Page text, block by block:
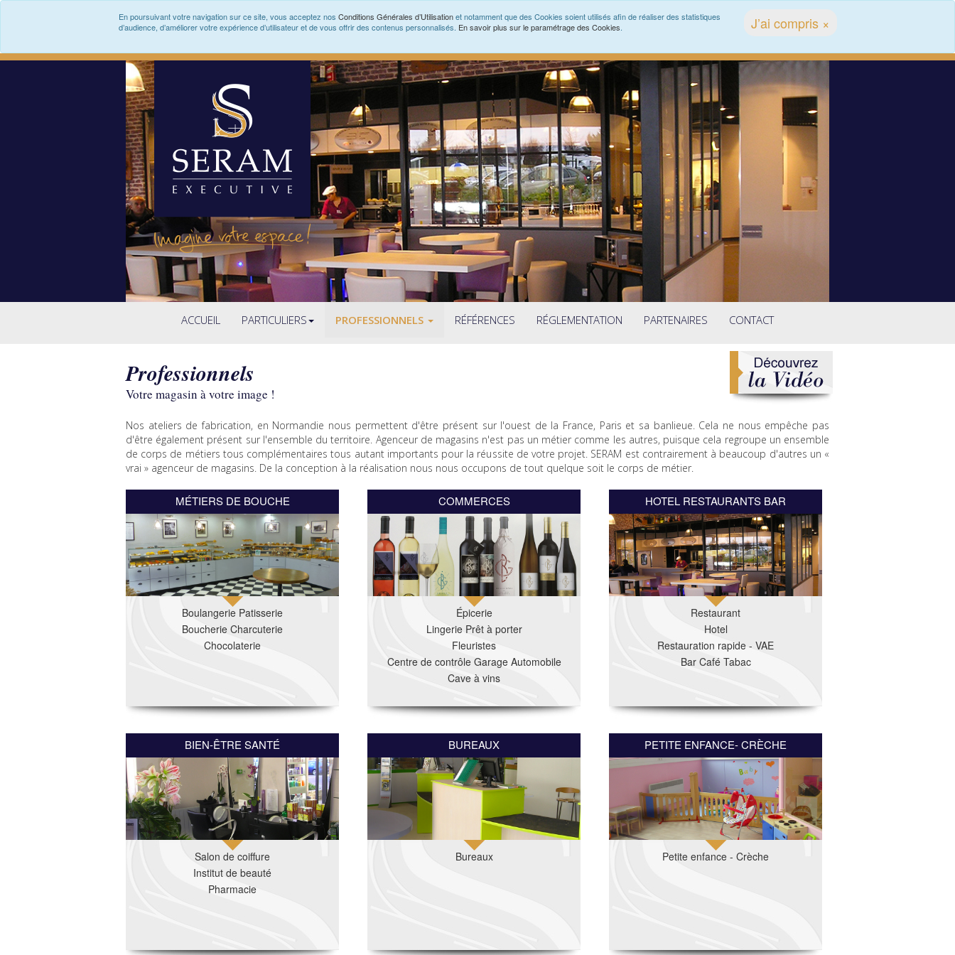
ACCUEIL PARTICULIERS PROFESSIONNELS RÉFÉRENCES RÉGLEMENTATION PARTENAIRES CONTACT
Professionnels
Votre magasin à votre image !
Nos ateliers de fabrication, en Normandie nous permettent d'être présent sur l'ouest de la France, Paris et sa banlieue. Cela ne nous empêche pas
d'être également présent sur l'ensemble du territoire. Agenceur de magasins n'est pas un métier comme les autres, puisque cela regroupe un ensemble
de corps de métiers tous complémentaires tous autant importants pour la réussite de votre projet. SERAM est contrairement à beaucoup d'autres un «
vrai » agenceur de magasins. De la conception à la réalisation nous nous occupons de tout quelque soit le corps de métier.
MÉTIERS DE BOUCHE
Boulangerie Patisserie
Boucherie Charcuterie
Chocolaterie
COMMERCES
Épicerie
Lingerie Prêt à porter
Fleuristes
Centre de contrôle Garage Automobile
Cave à vins
HOTEL RESTAURANTS BAR
Restaurant
Hotel
Restauration rapide - VAE
Bar Café Tabac
BIEN-ÊTRE SANTÉ
Salon de coiffure
Institut de beauté
Pharmacie
BUREAUX
Bureaux
PETITE ENFANCE- CRÈCHE
Petite enfance - Crèche
J’ai compris ×
En poursuivant votre navigation sur ce site, vous acceptez nos Conditions Générales d’Utilisationet notamment que des Cookies soient utilisés afin de réaliser des statistiques
d’audience, d’améliorer votre expérience d’utilisateur et de vous offrir des contenus personnalisés. En savoir plus sur le paramétrage des Cookies.